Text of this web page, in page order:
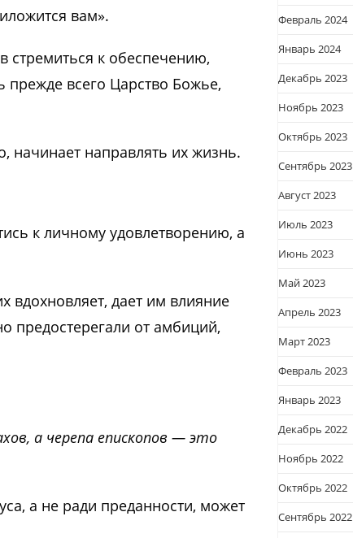
вам».
стремиться к обеспечению,
прежде всего Царство Божье,
начинает направлять их жизнь.
к личному удовлетворению, а
вдохновляет, дает им влияние
предостерегали от амбиций,
а черепа епископов — это
а не ради преданности, может
Февраль 2024
Январь 2024
Декабрь 2023
Ноябрь 2023
Октябрь 2023
Сентябрь 2023
Август 2023
Июль 2023
Июнь 2023
Май 2023
Апрель 2023
Март 2023
Февраль 2023
Январь 2023
Декабрь 2022
Ноябрь 2022
Октябрь 2022
Сентябрь 2022